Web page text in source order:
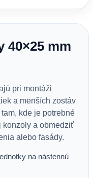
40×25 mm
pri montáži
a menších zostáv
kde je potrebné
konzoly a obmedziť
alebo fasády.
na nástennú